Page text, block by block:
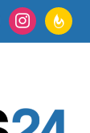
instagram